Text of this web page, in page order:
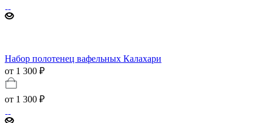
Набор полотенец вафельных Калахари
от 1 300 ₽
от 1 300 ₽